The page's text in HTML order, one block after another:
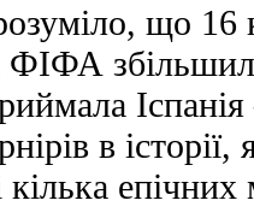
що 16
в історії,
епічних